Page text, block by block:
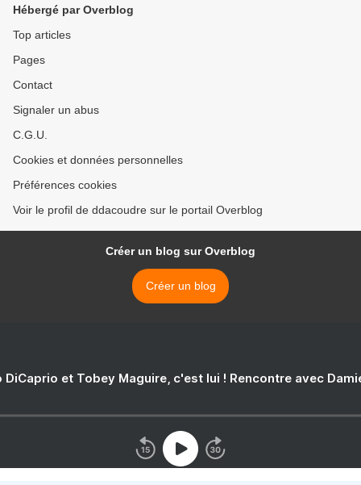
Hébergé par Overblog
Top articles
Pages
Contact
Signaler un abus
C.G.U.
Cookies et données personnelles
Préférences cookies
Voir le profil de ddacoudre sur le portail Overblog
Créer un blog sur Overblog
Créer un blog
DiCaprio et Tobey Maguire, c'est lui ! Rencontre avec